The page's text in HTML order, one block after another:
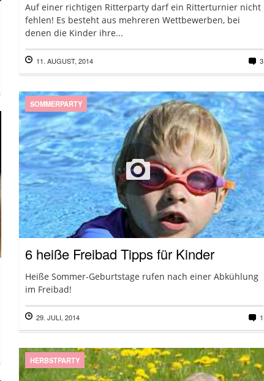
Auf einer richtigen Ritterparty darf ein Ritterturnier nicht
fehlen! Es besteht aus mehreren Wettbewerben, bei
denen die Kinder ihre...
11. AUGUST, 2014 3
SOMMERPARTY
6 heiße Freibad Tipps für Kinder
Heiße Sommer-Geburtstage rufen nach einer Abkühlung
im Freibad!
29. JULI, 2014 1
HERBSTPARTY